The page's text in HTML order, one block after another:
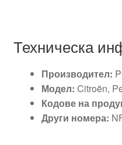
Техническа
Производител:
Модел: Citroën,
Кодове на
Други номера: